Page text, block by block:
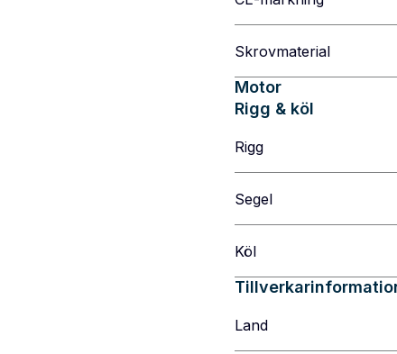
Skrovmaterial
Motor
Rigg & köl
Rigg
Segel
Köl
Land